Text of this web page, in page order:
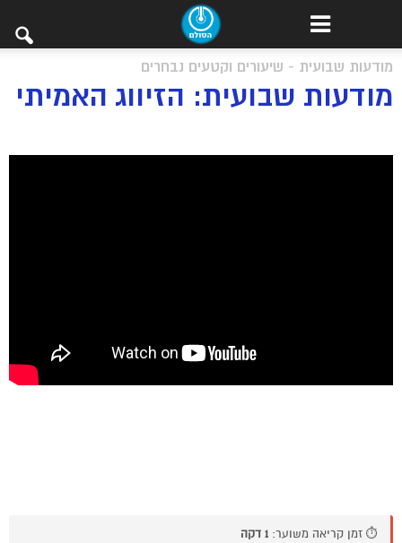
מודעות שבועית - שיעורים וקטעים נבחרים
מודעות שבועית: הזיווג האמיתי
⏱️ זמן קריאה משוער: 1 דקה